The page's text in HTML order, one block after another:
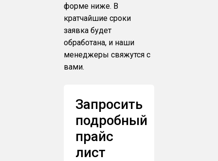
форме ниже. В
кратчайшие сроки
заявка будет
обработана, и наши
менеджеры свяжутся с
вами.
Запросить
подробный
прайс
лист